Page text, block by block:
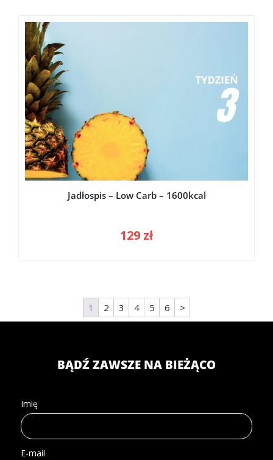
Jadłospis – Low Carb – 1600kcal
129 zł
1 2 3 4 5 6 >
BĄDŹ ZAWSZE NA BIEŻĄCO
Imię
E-mail